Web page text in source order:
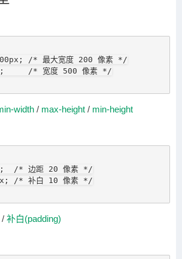
width / max-height / min-height
/ 补白(padding)